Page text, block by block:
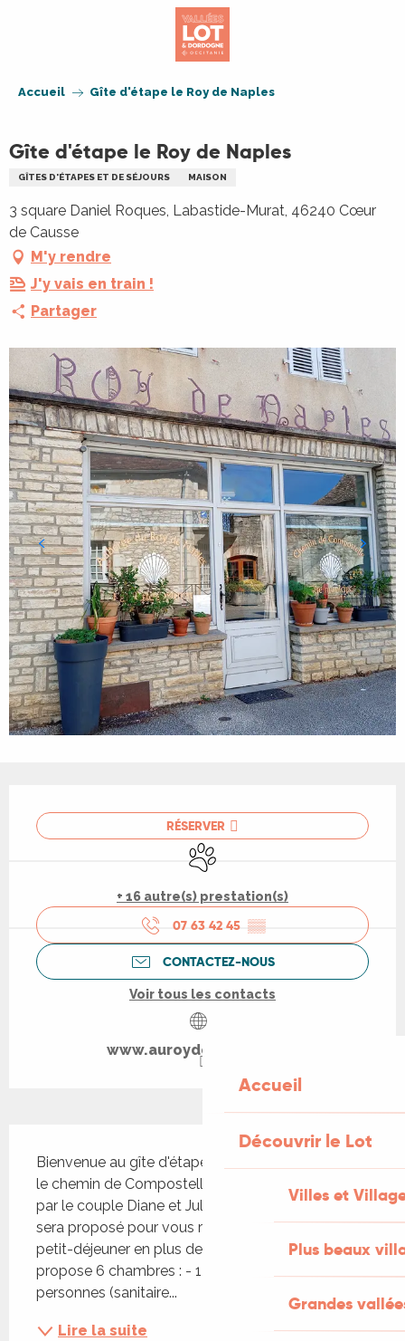
Accueil
Découvrir le Lot
Villes et
Plus beaux
Grandes
Accueil Gîte d'étape le Roy de Naples
Gîte d'étape le Roy de Naples
GÎTES D'ÉTAPES ET DE SÉJOURS MAISON
3 square Daniel Roques, Labastide-Murat, 46240 Cœur
de Causse
M'y rendre
J'y vais en train !
Partager
RÉSERVER
Animaux acceptés
+ 16 autre(s) prestation(s)
07 63 42 45 ▒▒
CONTACTEZ-NOUS
Voir tous les contacts
www.auroydenaples.com
Bienvenue au gîte d'étape du Roy de Naples sur
le chemin de Compostelle ! Vous serez accueilli
par le couple Diane et Julien. Un bon repas vous
sera proposé pour vous requinquer ainsi qu'un
petit-déjeuner en plus de la nuitée. Le gîte vous
propose 6 chambres : - 1 chambre de 2
personnes (sanitaire...
Lire la suite